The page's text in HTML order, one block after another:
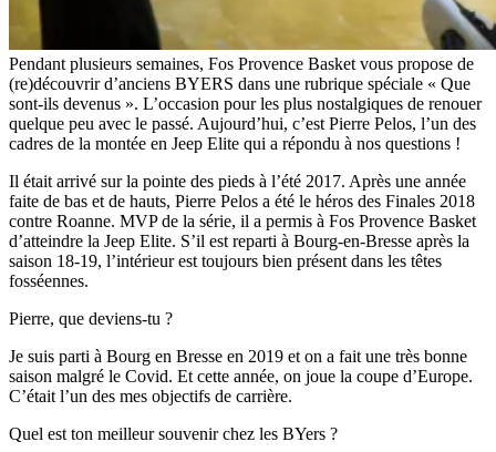
Pendant plusieurs semaines, Fos Provence Basket vous propose de
(re)découvrir d’anciens BYERS dans une rubrique spéciale « Que
sont-ils devenus ». L’occasion pour les plus nostalgiques de renouer
quelque peu avec le passé. Aujourd’hui, c’est Pierre Pelos, l’un des
cadres de la montée en Jeep Elite qui a répondu à nos questions !
Il était arrivé sur la pointe des pieds à l’été 2017. Après une année
faite de bas et de hauts, Pierre Pelos a été le héros des Finales 2018
contre Roanne. MVP de la série, il a permis à Fos Provence Basket
d’atteindre la Jeep Elite. S’il est reparti à Bourg-en-Bresse après la
saison 18-19, l’intérieur est toujours bien présent dans les têtes
fosséennes.
Pierre, que deviens-tu ?
Je suis parti à Bourg en Bresse en 2019 et on a fait une très bonne
saison malgré le Covid. Et cette année, on joue la coupe d’Europe.
C’était l’un des mes objectifs de carrière.
Quel est ton meilleur souvenir chez les BYers ?